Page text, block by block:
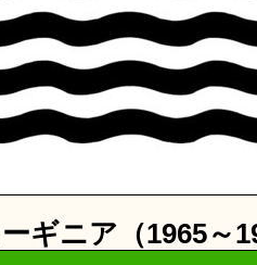
ギニア（1965～